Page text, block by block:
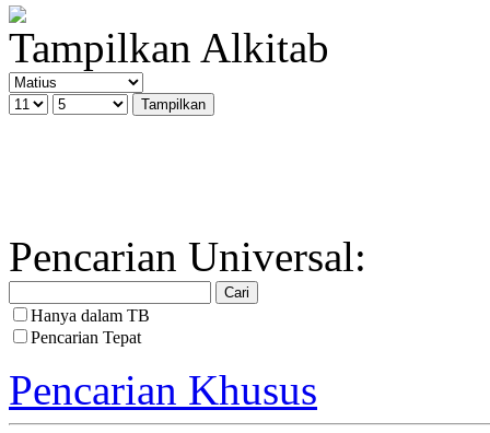
Tampilkan Alkitab
Pencarian Universal:
Hanya dalam TB
Pencarian Tepat
Pencarian Khusus